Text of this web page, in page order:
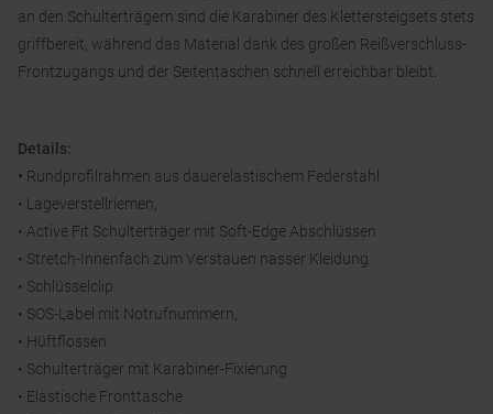
an den Schulterträgern sind die Karabiner des Klettersteigsets stets
griffbereit, während das Material dank des großen Reißverschluss-
Frontzugangs und der Seitentaschen schnell erreichbar bleibt.
Details:
• Rundprofilrahmen aus dauerelastischem Federstahl
• Lageverstellriemen,
• Active Fit Schulterträger mit Soft-Edge Abschlüssen
• Stretch-Innenfach zum Verstauen nasser Kleidung
• Schlüsselclip
• SOS-Label mit Notrufnummern,
• Hüftflossen
• Schulterträger mit Karabiner-Fixierung
• Elastische Fronttasche